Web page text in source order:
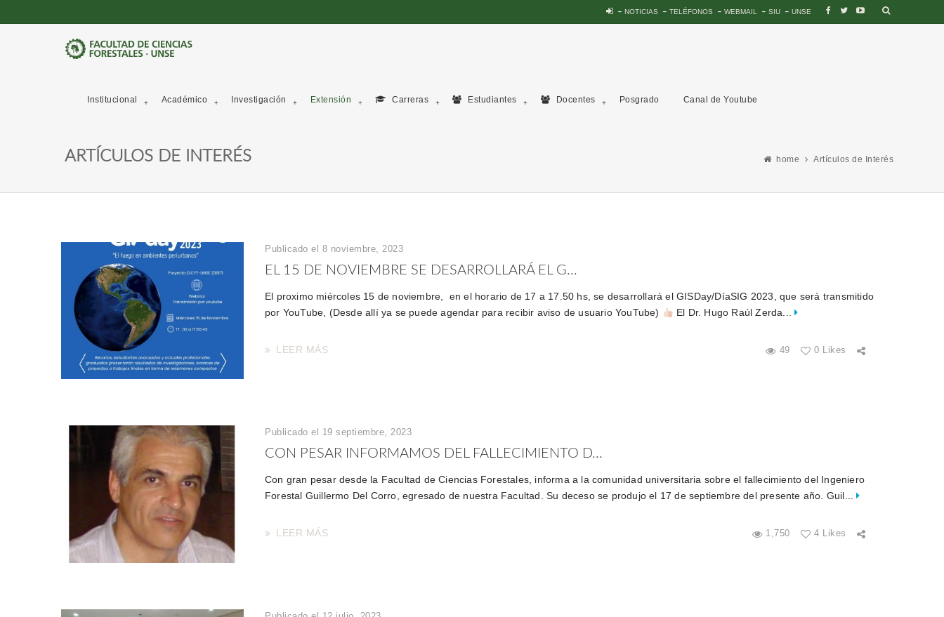
NOTICIAS TELÉFONOS WEBMAIL SIU UNSE
Institucional Académico Investigación Extensión Carreras Estudiantes Docentes Posgrado Canal de Youtube
ARTÍCULOS DE INTERÉS home Artículos de Interés
Publicado el 8 noviembre, 2023
EL 15 DE NOVIEMBRE SE DESARROLLARÁ EL G...
El proximo miércoles 15 de noviembre, en el horario de 17 a 17.50 hs, se desarrollará el GISDay/DíaSIG 2023, que será transmitido
por YouTube, (Desde allí ya se puede agendar para recibir aviso de usuario YouTube)
El Dr. Hugo Raúl Zerda...
49 0 Likes
LEER MÁS
Publicado el 19 septiembre, 2023
CON PESAR INFORMAMOS DEL FALLECIMIENTO D...
Con gran pesar desde la Facultad de Ciencias Forestales, informa a la comunidad universitaria sobre el fallecimiento del Ingeniero
Forestal Guillermo Del Corro, egresado de nuestra Facultad. Su deceso se produjo el 17 de septiembre del presente año. Guil...
1,750 4 Likes
LEER MÁS